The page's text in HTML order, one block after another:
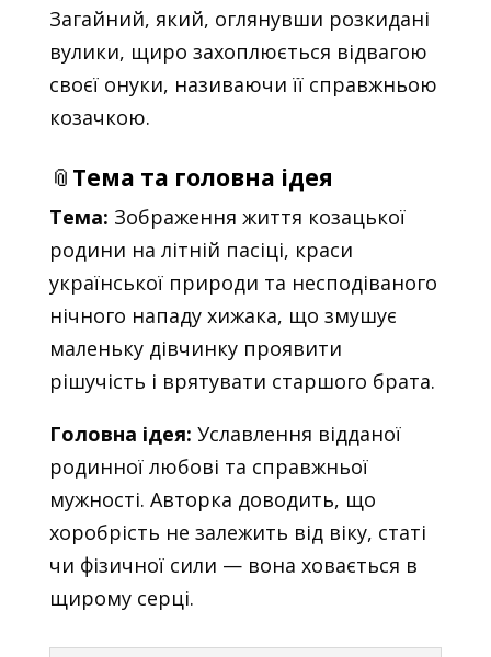
Загайний, який, оглянувши розкидані
вулики, щиро захоплюється відвагою
своєї онуки, називаючи її справжньою
козачкою.
📎 Тема та головна ідея
Тема: Зображення життя козацької
родини на літній пасіці, краси
української природи та несподіваного
нічного нападу хижака, що змушує
маленьку дівчинку проявити
рішучість і врятувати старшого брата.
Головна ідея: Уславлення відданої
родинної любові та справжньої
мужності. Авторка доводить, що
хоробрість не залежить від віку, статі
чи фізичної сили — вона ховається в
щирому серці.